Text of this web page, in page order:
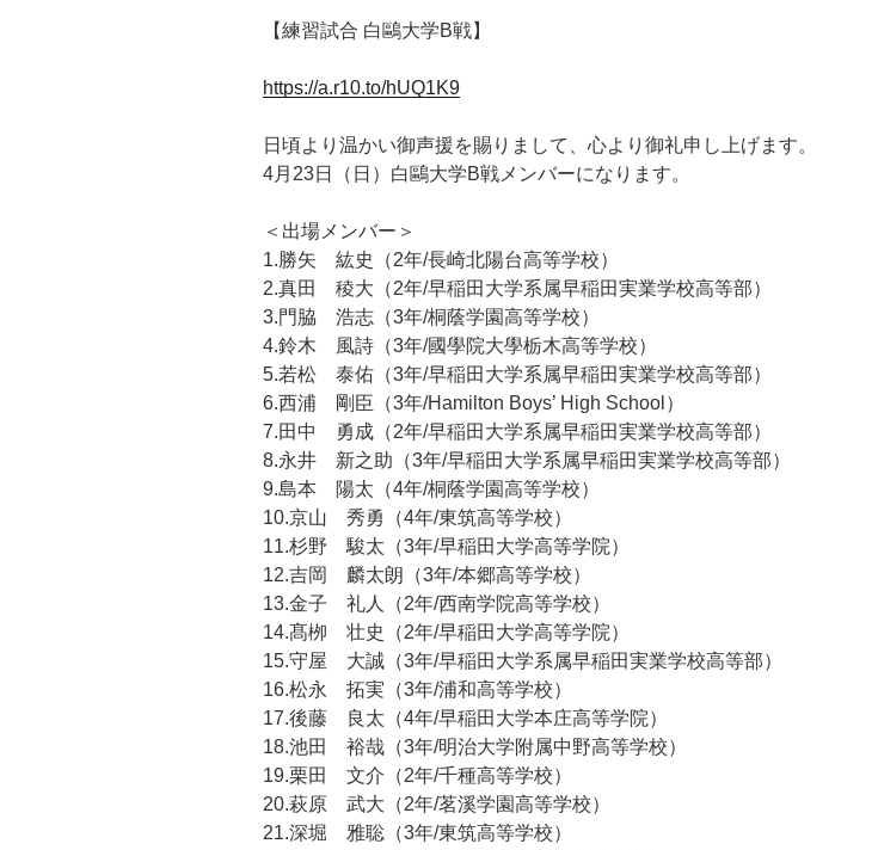
【練習試合 白鷗大学B戦】
https://a.r10.to/hUQ1K9
日頃より温かい御声援を賜りまして、心より御礼申し上げます。
4月23日（日）白鷗大学B戦メンバーになります。
＜出場メンバー＞
1.勝矢 紘史（2年/長崎北陽台高等学校）
2.真田 稜大（2年/早稲田大学系属早稲田実業学校高等部）
3.門脇 浩志（3年/桐蔭学園高等学校）
4.鈴木 風詩（3年/國學院大學栃木高等学校）
5.若松 泰佑（3年/早稲田大学系属早稲田実業学校高等部）
6.西浦 剛臣（3年/Hamilton Boys’ High School）
7.田中 勇成（2年/早稲田大学系属早稲田実業学校高等部）
8.永井 新之助（3年/早稲田大学系属早稲田実業学校高等部）
9.島本 陽太（4年/桐蔭学園高等学校）
10.京山 秀勇（4年/東筑高等学校）
11.杉野 駿太（3年/早稲田大学高等学院）
12.吉岡 麟太朗（3年/本郷高等学校）
13.金子 礼人（2年/西南学院高等学校）
14.髙栁 壮史（2年/早稲田大学高等学院）
15.守屋 大誠（3年/早稲田大学系属早稲田実業学校高等部）
16.松永 拓実（3年/浦和高等学校）
17.後藤 良太（4年/早稲田大学本庄高等学院）
18.池田 裕哉（3年/明治大学附属中野高等学校）
19.栗田 文介（2年/千種高等学校）
20.萩原 武大（2年/茗溪学園高等学校）
21.深堀 雅聡（3年/東筑高等学校）